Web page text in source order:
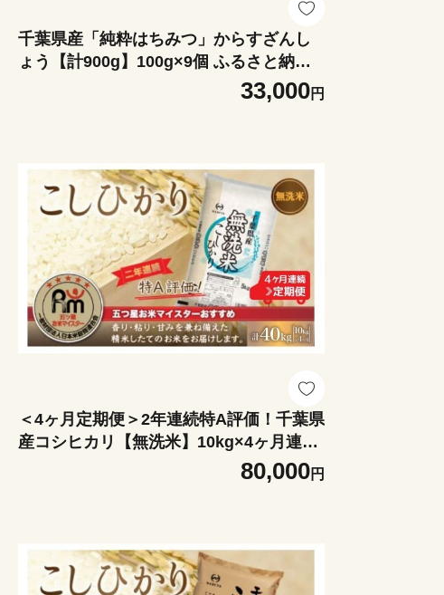
千葉県産「純粋はちみつ」からすざんし
ょう【計900g】100g×9個 ふるさと納税
ハチミツ 蜂蜜 はちみつ お菓子作り おか
しづくり スイーツ 料理 千葉 大網白里市
33,000円
＜4ヶ月定期便＞2年連続特A評価！千葉県
産コシヒカリ【無洗米】10kg×4ヶ月連続
計40kg 【 ふるさと納税 米 無洗米 定期便
10kg 4か月 40kg 千葉県産 大網白里市 コ
80,000円